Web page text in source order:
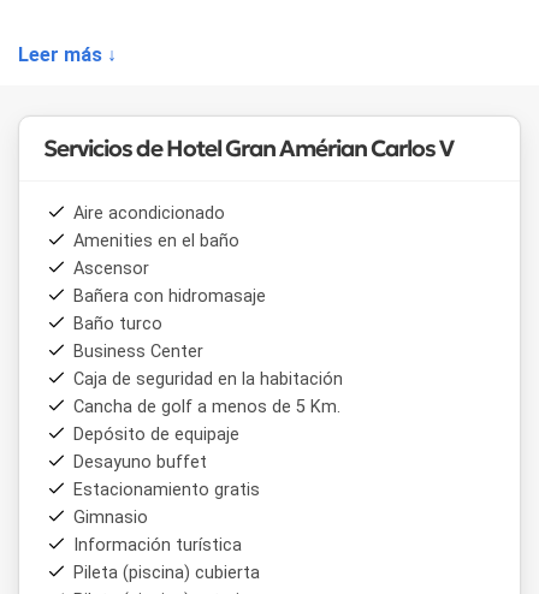
habitaciones diseñadas para ofrecer confort y
reducida
• Suite Presidencial
• Suite Ejecutiva
• Deluxe Matrimonial con terraza
• Deluxe Twin con terraza
• Deluxe Matrimonial
• Deluxe Twin
Las habitaciones están equipadas con aire acondicionado y
calefacción, sistema de aislamiento acústico, TV Smart,
WiFi, minibar, caja de seguridad, menú de almohadas y baño
privado con amenities. Algunas categorías incorporan
detalles adicionales como pantuflas y espacios más
amplios, pensados para estadías prolongadas o de mayor
nivel de confort.
Dentro de los servicios destacados del
Leer más ↓
Servicios de Hotel Gran Amérian Carlos V
Aire acondicionado
Amenities en el baño
Ascensor
Bañera con hidromasaje
Baño turco
Business Center
Caja de seguridad en la habitación
Cancha de golf a menos de 5 Km.
Depósito de equipaje
Desayuno buffet
Estacionamiento gratis
Gimnasio
Información turística
Pileta (piscina) cubierta